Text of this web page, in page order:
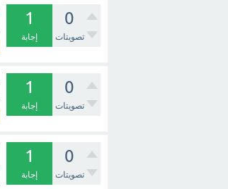
0
تصويتات
1
إجابة
0
تصويتات
1
إجابة
0
تصويتات
1
إجابة